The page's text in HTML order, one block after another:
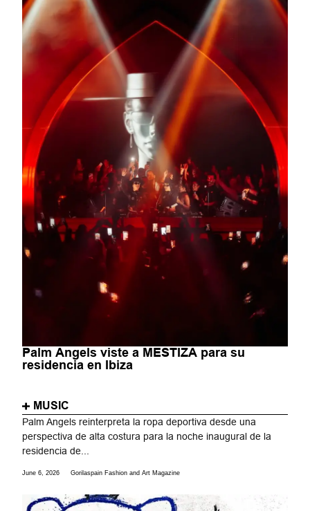
Palm Angels viste a MESTIZA para su
residencia en Ibiza
MUSIC
Palm Angels reinterpreta la ropa deportiva desde una
perspectiva de alta costura para la noche inaugural de la
residencia de...
June 6, 2026 Gorilaspain Fashion and Art Magazine